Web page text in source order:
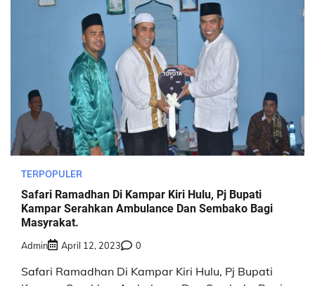
TERPOPULER
Safari Ramadhan Di Kampar Kiri Hulu, Pj Bupati
Kampar Serahkan Ambulance Dan Sembako Bagi
Masyrakat.
Admin April 12, 2023 0
Safari Ramadhan Di Kampar Kiri Hulu, Pj Bupati